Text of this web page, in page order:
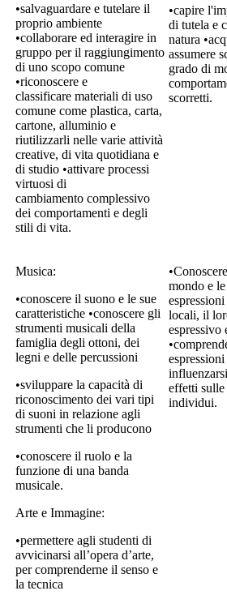
•salvaguardare e tutelare il
proprio ambiente
•collaborare ed interagire in
gruppo per il raggiungimento
di uno scopo comune
•riconoscere e
classificare materiali di uso
comune come plastica, carta,
cartone, alluminio e
riutilizzarli nelle varie attività
creative, di vita quotidiana e
di studio •attivare processi
virtuosi di
cambiamento complessivo
dei comportamenti e degli
stili di vita.
•capire
di tutela e
natura
assumere
grado di
scorretti.
Musica:
•conoscere il suono e le sue
caratteristiche •conoscere gli
strumenti musicali della
famiglia degli ottoni, dei
legni e delle percussioni
•sviluppare la capacità di
riconoscimento dei vari tipi
di suoni in relazione agli
strumenti che li producono
•conoscere il ruolo e la
funzione di una banda
musicale.
Arte e Immagine:
•permettere agli studenti di
avvicinarsi all’opera d’arte,
per comprenderne il senso e
la tecnica
mondo e le
locali, il
espressivo
effetti
individui.